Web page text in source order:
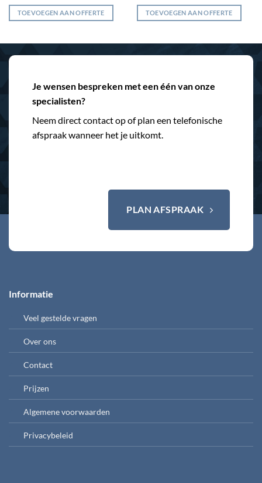
TOEVOEGEN AAN OFFERTE TOEVOEGEN AAN OFFERTE
Je wensen bespreken met een één van onze
specialisten?
Neem direct contact op of plan een telefonische
afspraak wanneer het je uitkomt.
PLAN AFSPRAAK
Informatie
Veel gestelde vragen
Over ons
Contact
Prijzen
Algemene voorwaarden
Privacybeleid